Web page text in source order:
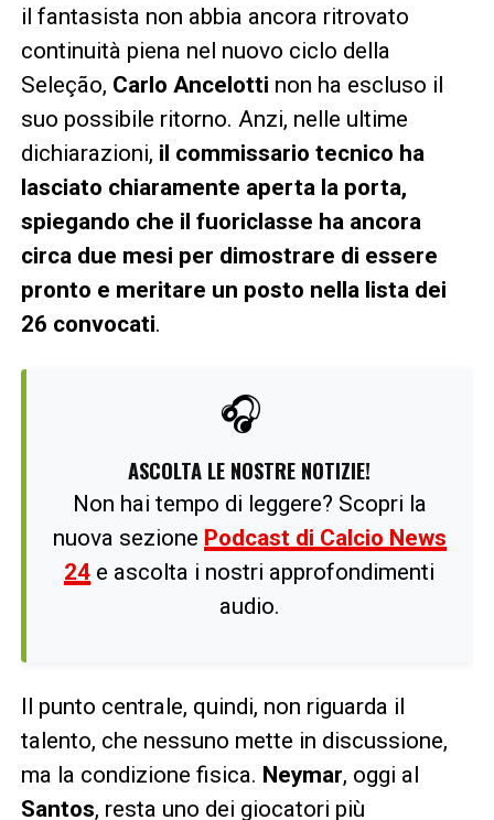
il fantasista non abbia ancora ritrovato
continuità piena nel nuovo ciclo della
Seleção, Carlo Ancelotti non ha escluso il
suo possibile ritorno. Anzi, nelle ultime
dichiarazioni, il commissario tecnico ha
lasciato chiaramente aperta la porta,
spiegando che il fuoriclasse ha ancora
circa due mesi per dimostrare di essere
pronto e meritare un posto nella lista dei
26 convocati.
🎧
ASCOLTA LE NOSTRE NOTIZIE!
Non hai tempo di leggere? Scopri la
nuova sezione Podcast di Calcio News
24 e ascolta i nostri approfondimenti
audio.
Il punto centrale, quindi, non riguarda il
talento, che nessuno mette in discussione,
ma la condizione fisica. Neymar, oggi al
Santos, resta uno dei giocatori più